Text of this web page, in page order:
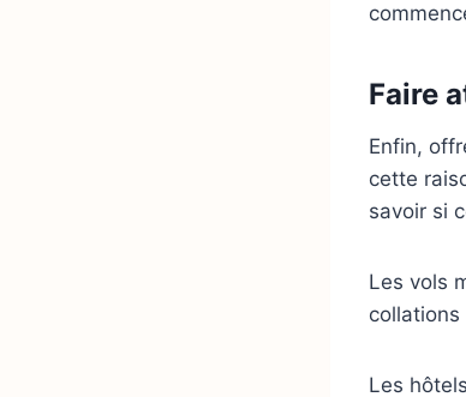
Faire
Enfin,
cette
savoir si
Les vols
Les